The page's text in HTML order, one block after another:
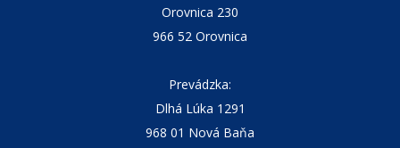
Orovnica 230
966 52 Orovnica
Prevádzka:
Dlhá Lúka 1291
968 01 Nová Baňa